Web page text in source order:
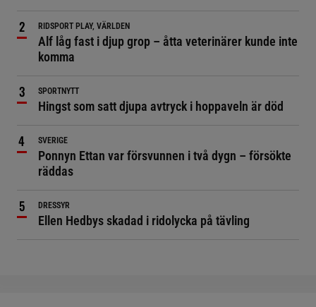
RIDSPORT PLAY, VÄRLDEN
Alf låg fast i djup grop – åtta veterinärer kunde inte
komma
SPORTNYTT
Hingst som satt djupa avtryck i hoppaveln är död
SVERIGE
Ponnyn Ettan var försvunnen i två dygn – försökte
räddas
DRESSYR
Ellen Hedbys skadad i ridolycka på tävling